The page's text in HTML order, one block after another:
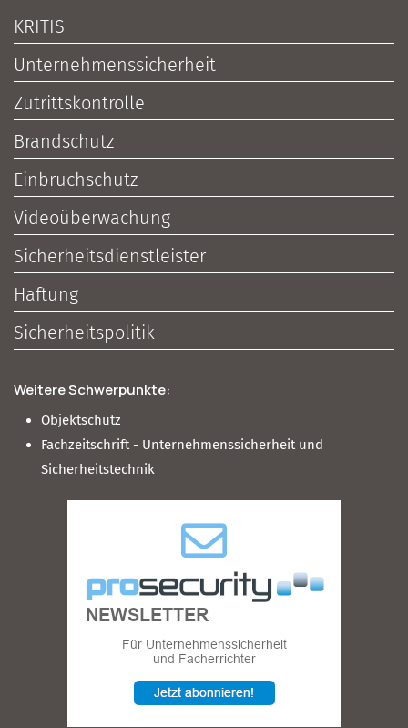
KRITIS
Unternehmenssicherheit
Zutrittskontrolle
Brandschutz
Einbruchschutz
Videoüberwachung
Sicherheitsdienstleister
Haftung
Sicherheitspolitik
Weitere Schwerpunkte:
Objektschutz
Fachzeitschrift - Unternehmenssicherheit und
Sicherheitstechnik